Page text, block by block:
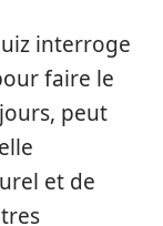
interroge
faire le
peut
et de